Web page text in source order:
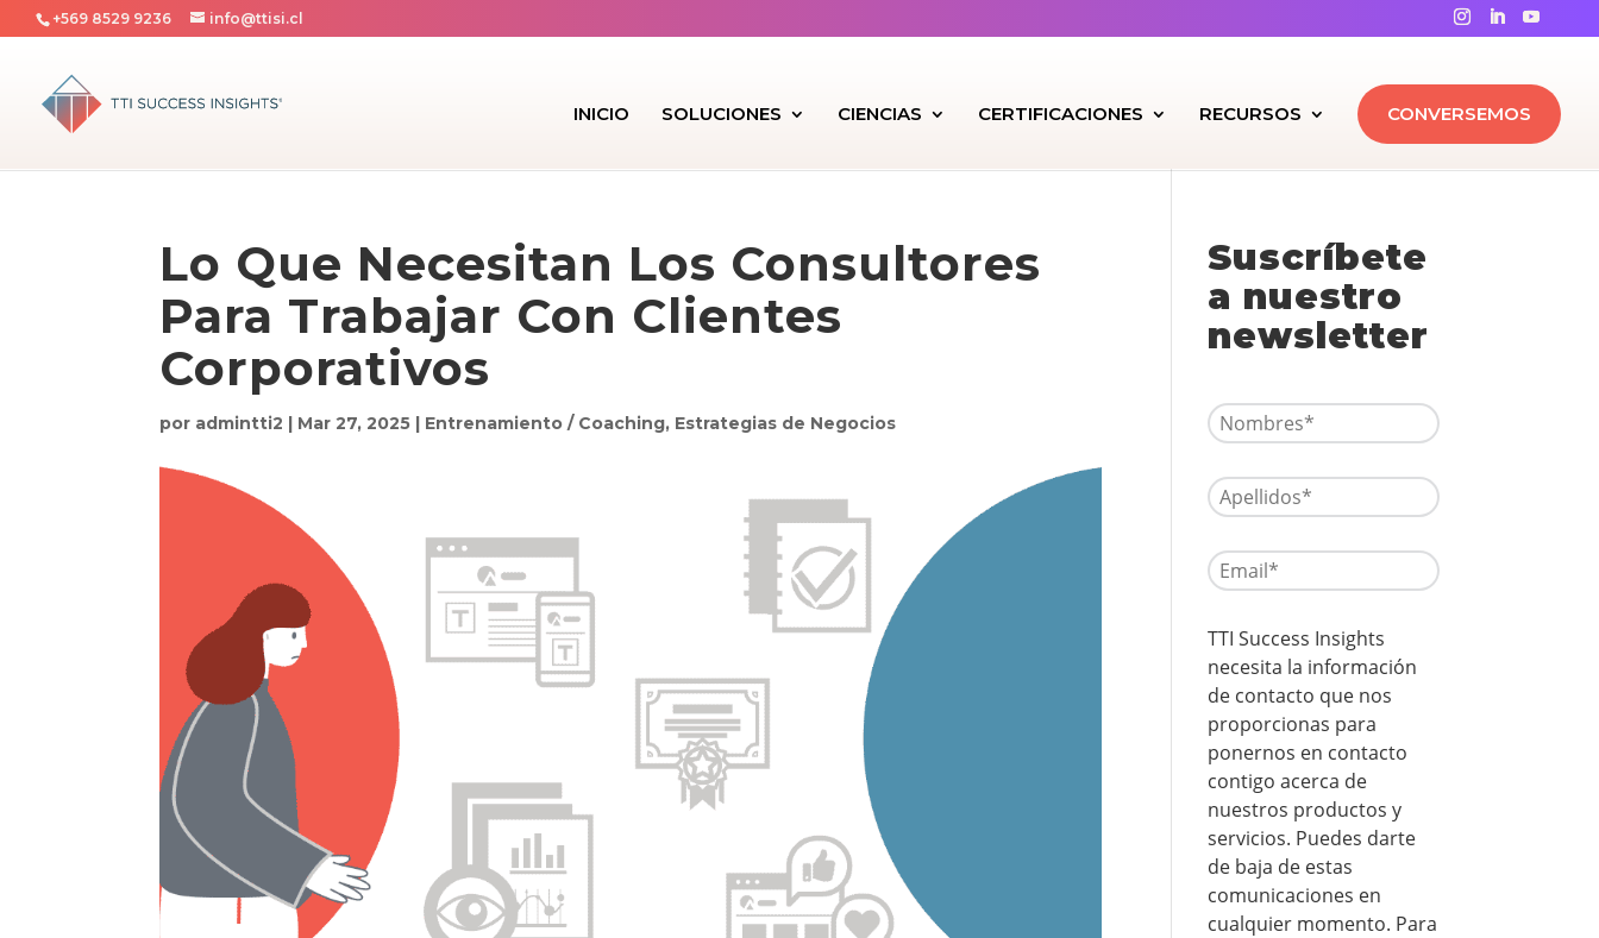
+569 8529 9236 info@ttisi.cl
INICIO SOLUCIONES CIENCIAS CERTIFICACIONES RECURSOS CONVERSEMOS
Lo Que Necesitan Los Consultores
Para Trabajar Con Clientes
Corporativos
por admintti2 | Mar 27, 2025 | Entrenamiento / Coaching, Estrategias de Negocios
Suscríbete
a nuestro
newsletter
TTI Success Insights
necesita la información
de contacto que nos
proporcionas para
ponernos en contacto
contigo acerca de
nuestros productos y
servicios. Puedes darte
de baja de estas
comunicaciones en
cualquier momento. Para